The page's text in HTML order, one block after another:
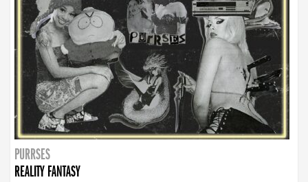
PURRSES
REALITY FANTASY